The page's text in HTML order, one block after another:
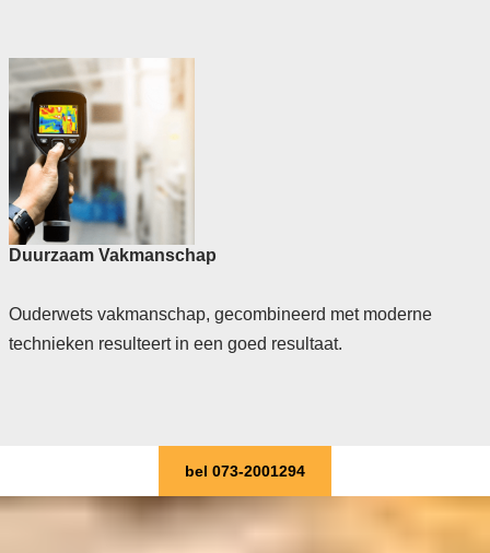
Duurzaam Vakmanschap
Ouderwets vakmanschap, gecombineerd met moderne
technieken resulteert in een goed resultaat.
bel 073-2001294